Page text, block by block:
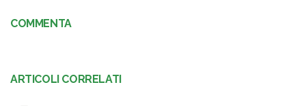
COMMENTA
ARTICOLI CORRELATI